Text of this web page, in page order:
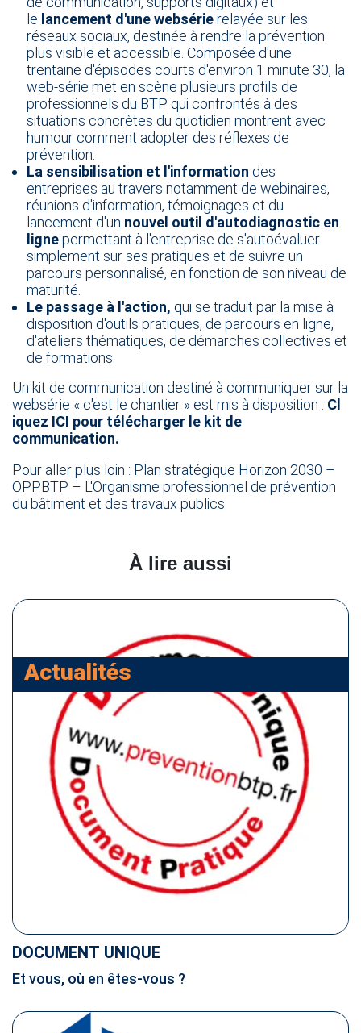
le lancement d'une websérierelayée sur les
réseaux sociaux, destinée à rendre la prévention
plus visible et accessible. Composée d'une
trentaine d'épisodes courts d'environ 1 minute 30, la
web-série met en scène plusieurs profils de
professionnels du BTP qui confrontés à des
situations concrètes du quotidien montrent avec
humour comment adopter des réflexes de
prévention.
La sensibilisation et l'information des
entreprises au travers notamment de webinaires,
réunions d'information, témoignages et du
lancement d'un nouvel outil d'autodiagnostic en
lignepermettant à l'entreprise de s'autoévaluer
simplement sur ses pratiques et de suivre un
parcours personnalisé, en fonction de son niveau de
maturité.
Le passage à l'action, qui se traduit par la mise à
disposition d'outils pratiques, de parcours en ligne,
d'ateliers thématiques, de démarches collectives et
de formations.
Un kit de communication destiné à communiquer sur la
websérie « c'est le chantier » est mis à disposition : Cl​
iquez ICI pour télécharger le kit de
communication.
Pour aller plus loin : Plan stratégique Horizon 2030 –
OPPBTP – L'Organisme professionnel de prévention
du bâtiment et des travaux publics
À lire aussi
Actualités
DOCUMENT UNIQUE
Et vous, où en êtes-vous ?